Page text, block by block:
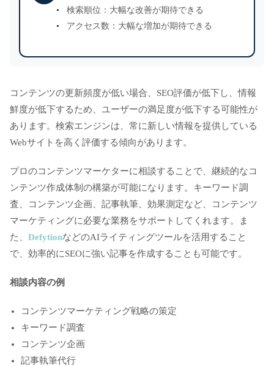
検索順位：大幅な改善が期待できる
アクセス数：大幅な増加が期待できる
コンテンツの更新頻度が低い場合、SEO評価が低下し、情報
鮮度が低下するため、ユーザーの満足度が低下する可能性が
あります。検索エンジンは、常に新しい情報を提供している
Webサイトを高く評価する傾向があります。
プロのコンテンツマーケターに相談することで、継続的なコ
ンテンツ作成体制の構築が可能になります。キーワード調
査、コンテンツ企画、記事執筆、効果測定など、コンテンツ
マーケティングに必要な業務をサポートしてくれます。ま
た、 DefytionなどのAIライティングツールを活用すること
で、効率的にSEOに強い記事を作成することも可能です。
相談内容の例
コンテンツマーケティング戦略の策定
キーワード調査
コンテンツ企画
記事執筆代行